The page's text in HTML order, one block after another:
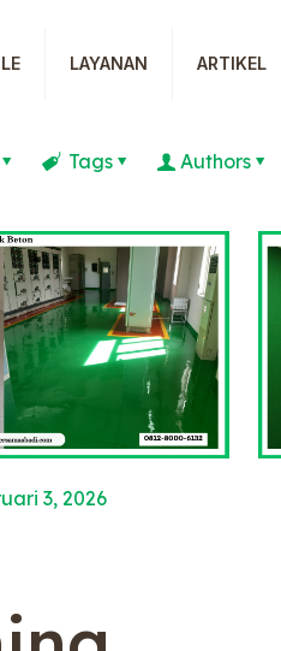
LAYANAN ARTIKEL
Tags Authors
3, 2026